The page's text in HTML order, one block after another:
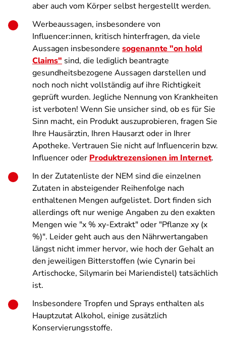
aber auch vom Körper selbst hergestellt werden.
Werbeaussagen, insbesondere von
Influencer:innen, kritisch hinterfragen, da viele
Aussagen insbesondere sogenannte "on hold
Claims" sind, die lediglich beantragte
gesundheitsbezogene Aussagen darstellen und
noch noch nicht vollständig auf ihre Richtigkeit
geprüft wurden. Jegliche Nennung von Krankheiten
ist verboten! Wenn Sie unsicher sind, ob es für Sie
Sinn macht, ein Produkt auszuprobieren, fragen Sie
Ihre Hausärztin, Ihren Hausarzt oder in Ihrer
Apotheke. Vertrauen Sie nicht auf Influencerin bzw.
Influencer oder Produktrezensionen im Internet.
In der Zutatenliste der NEM sind die einzelnen
Zutaten in absteigender Reihenfolge nach
enthaltenen Mengen aufgelistet. Dort finden sich
allerdings oft nur wenige Angaben zu den exakten
Mengen wie "x % xy-Extrakt" oder "Pflanze xy (x
%)". Leider geht auch aus den Nährwertangaben
längst nicht immer hervor, wie hoch der Gehalt an
den jeweiligen Bitterstoffen (wie Cynarin bei
Artischocke, Silymarin bei Mariendistel) tatsächlich
ist.
Insbesondere Tropfen und Sprays enthalten als
Hauptzutat Alkohol, einige zusätzlich
Konservierungsstoffe.